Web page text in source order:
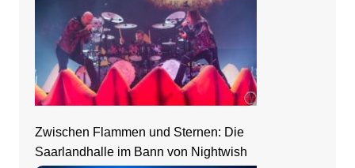
Zwischen Flammen und Sternen: Die
Saarlandhalle im Bann von Nightwish